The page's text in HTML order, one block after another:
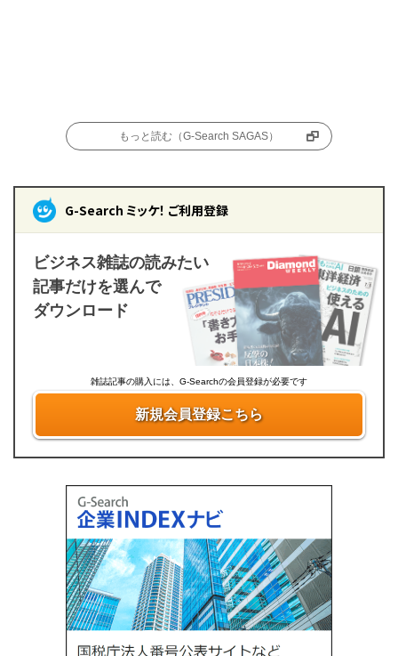
もっと読む（G-Search SAGAS）
G-Search ミッケ！ ご利用登録
ビジネス雑誌の読みたい
記事だけを選んで
ダウンロード
雑誌記事の購入には、G-Searchの会員登録が必要です
新規会員登録こちら